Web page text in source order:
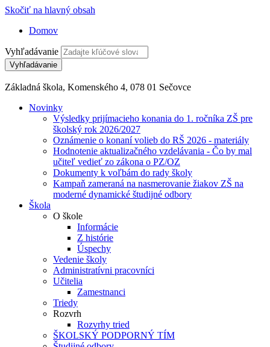
Skočiť na hlavný obsah
Domov
Vyhľadávanie
Základná škola, Komenského 4, 078 01 Sečovce
Novinky
Výsledky prijímacieho konania do 1. ročníka ZŠ pre
školský rok 2026/2027
Oznámenie o konaní volieb do RŠ 2026 - materiály
Hodnotenie aktualizačného vzdelávania - Čo by mal
učiteľ vedieť zo zákona o PZ/OZ
Dokumenty k voľbám do rady školy
Kampaň zameraná na nasmerovanie žiakov ZŠ na
moderné dynamické študijné odbory
Škola
O škole
Informácie
Z histórie
Úspechy
Vedenie školy
Administratívni pracovníci
Učitelia
Zamestnanci
Triedy
Rozvrh
Rozvrhy tried
ŠKOLSKÝ PODPORNÝ TÍM